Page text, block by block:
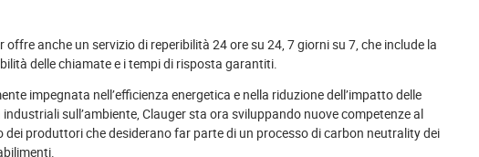
offre anche un servizio di reperibilità 24 ore su 24, 7 giorni su 7, che include la
delle chiamate e i tempi di risposta garantiti.
impegnata nell’efficienza energetica e nella riduzione dell’impatto delle
sull’ambiente, Clauger sta ora sviluppando nuove competenze al
dei produttori che desiderano far parte di un processo di carbon neutrality dei